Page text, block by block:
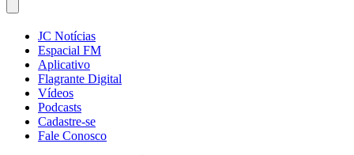
JC Notícias
Espacial FM
Aplicativo
Flagrante Digital
Vídeos
Podcasts
Cadastre-se
Fale Conosco